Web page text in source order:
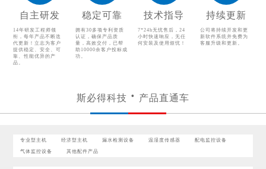
气体监控设备
其他配件产品
自主研发
14年研发工程师领
衔，每年产品不断迭
代更新！立志为客户
提供稳定、安全、可
靠、性能优异的产
品。
稳定可靠
拥有30多项专利资质
认证，确保产品质
量，高效交付，已帮
助10000余客户投标成
功。
技术指导
7*24h无忧售后，24
小时快速响应，无任
何安装及使用烦忧！
持续更新
公司将持续开发和更
新软件系统并免费为
客服升级和更新。
斯必得科技 产品直通车
专业型主机 经济型主机 漏水检测设备 温湿度传感器 配电监控设备
气体监控设备 其他配件产品